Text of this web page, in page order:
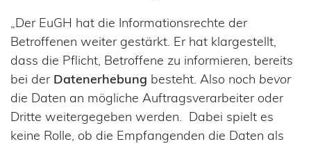
„Der EuGH hat die Informationsrechte der
Betroffenen weiter gestärkt. Er hat klargestellt,
dass die Pflicht, Betroffene zu informieren, bereits
bei der Datenerhebung besteht. Also noch bevor
die Daten an mögliche Auftragsverarbeiter oder
Dritte weitergegeben werden. Dabei spielt es
keine Rolle, ob die Empfangenden die Daten als